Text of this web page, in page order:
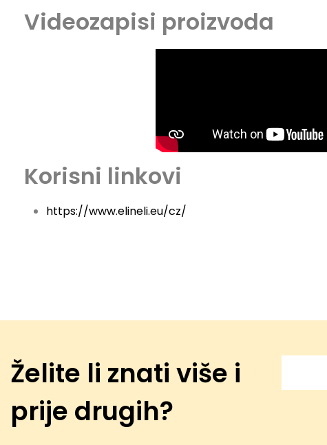
Videozapisi proizvoda
Korisni linkovi
https://www.elineli.eu/cz/
Želite li znati više i
prije drugih?